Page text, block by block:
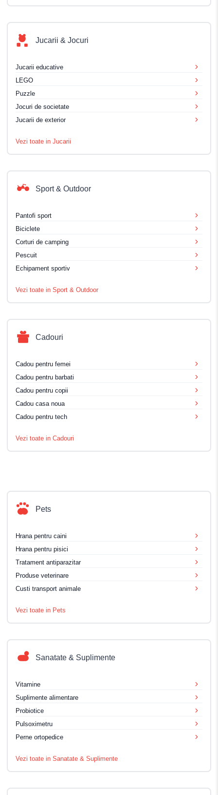
Jucarii & Jocuri
Jucarii educative
LEGO
Puzzle
Jocuri de societate
Jucarii de exterior
Vezi toate in Jucarii
Sport & Outdoor
Pantofi sport
Biciclete
Corturi de camping
Pescuit
Echipament sportiv
Vezi toate in Sport & Outdoor
Cadouri
Cadou pentru femei
Cadou pentru barbati
Cadou pentru copii
Cadou casa noua
Cadou pentru tech
Vezi toate in Cadouri
Pets
Hrana pentru caini
Hrana pentru pisici
Tratament antiparazitar
Produse veterinare
Custi transport animale
Vezi toate in Pets
Sanatate & Suplimente
Vitamine
Suplimente alimentare
Probiotice
Pulsoximetru
Perne ortopedice
Vezi toate in Sanatate & Suplimente